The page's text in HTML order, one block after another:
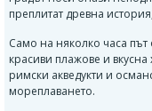
преплитат древна
Само на няколко часа път
красиви плажове и вкусна
римски акведукти и
мореплаването.